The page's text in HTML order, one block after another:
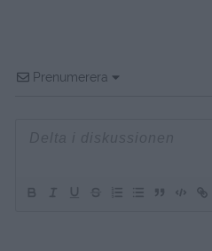
Prenumerera